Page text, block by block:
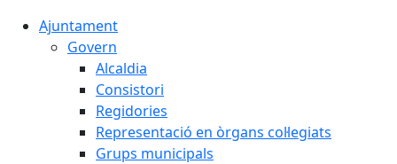
Ajuntament
Govern
Alcaldia
Consistori
Regidories
Representació en òrgans col·legiats
Grups municipals